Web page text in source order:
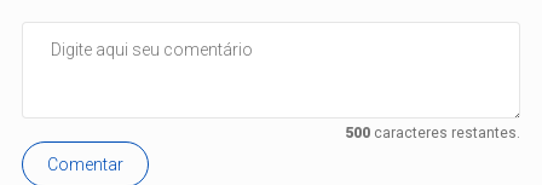
500caracteres restantes.
Comentar